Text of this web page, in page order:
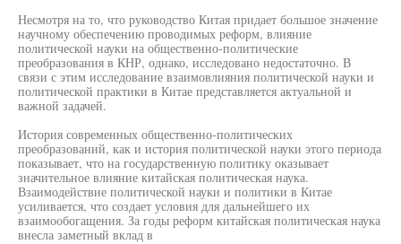
Несмотря на то, что руководство Китая придает большое значение
научному обеспечению проводимых реформ, влияние
политической науки на общественно-политические
преобразования в КНР, однако, исследовано недостаточно. В
связи с этим исследование взаимовлияния политической науки и
политической практики в Китае представляется актуальной и
важной задачей.
История современных общественно-политических
преобразований, как и история политической науки этого периода
показывает, что на государственную политику оказывает
значительное влияние китайская политическая наука.
Взаимодействие политической науки и политики в Китае
усиливается, что создает условия для дальнейшего их
взаимообогащения. За годы реформ китайская политическая наука
внесла заметный вклад в